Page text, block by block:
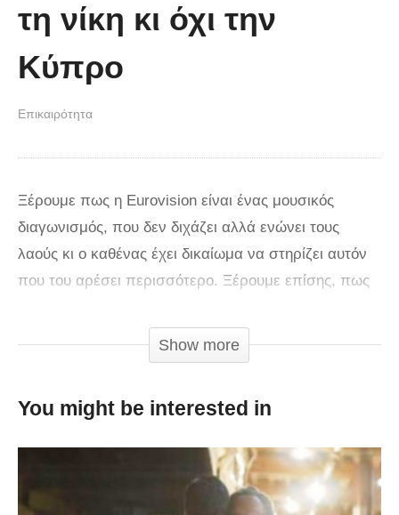
πρώτη στιγμή και συγκίνησε το
νοηματική με ένα μικρό κορίτσι
τη νίκη κι όχι την
Κύπρο
Επικαιρότητα
Ξέρουμε πως η Eurovision είναι ένας μουσικός
διαγωνισμός, που δεν διχάζει αλλά ενώνει τους
λαούς κι ο καθένας έχει δικαίωμα να στηρίζει αυτόν
που του αρέσει περισσότερο. Ξέρουμε επίσης, πως
πολύ κοντά, μιας και όπως αναφέρεται φιλοξενούνται
στο ίδιο ξενοδοχείο. Ωστόσο, πάρα πολλοί Κύπριοι
με την Γιουροβίζιον blogs, έχουν καταχρεωθεί το
περίμεναν ανάλογη υποστήριξη για την κυπριακή
συμμετοχή. Αντί αυτού, είδαν την Γιάννα Τερζή να
Show more
You might be interested in